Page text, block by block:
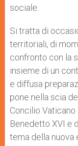
sociale.
Si tratta di
territoriali, di
confronto con la
insieme di un
e diffusa
pone nella scia
Concilio Vaticano
Benedetto XVI e
tema della nuova